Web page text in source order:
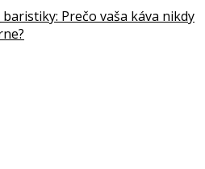
Prečo vaša káva nikdy